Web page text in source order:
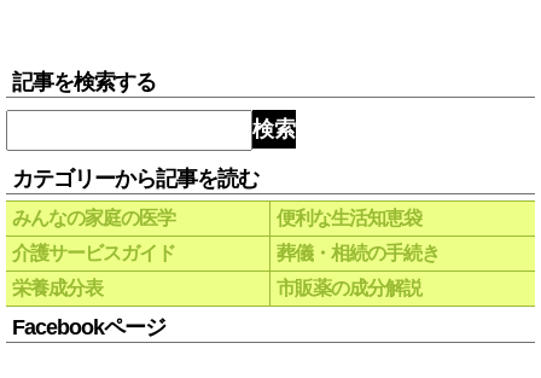
記事を検索する
検索
カテゴリーから記事を読む
みんなの家庭の医学
便利な生活知恵袋
介護サービスガイド
葬儀・相続の手続き
栄養成分表
市販薬の成分解説
Facebookページ